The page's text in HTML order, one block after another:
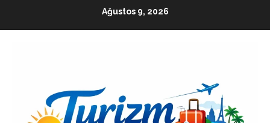
Ağustos 9, 2026